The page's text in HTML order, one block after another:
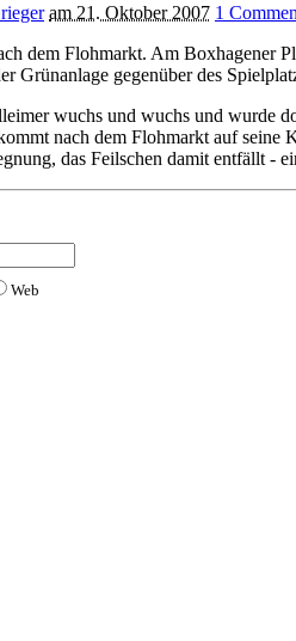
am 21. Oktober 2007 1
dem Flohmarkt. Am Boxhagener
Grünanlage gegenüber des
wuchs und wuchs und wurde
nach dem Flohmarkt auf seine
das Feilschen damit entfällt -
Web